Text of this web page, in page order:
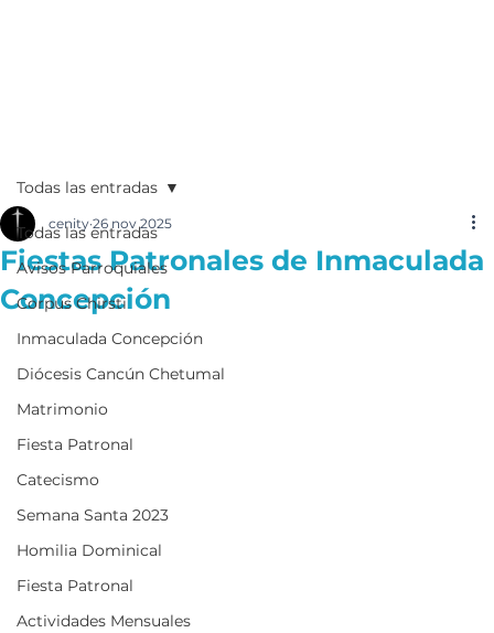
Todas las entradas
Avisos Parroquiales
Corpus Chirsti
Inmaculada Concepción
Diócesis Cancún Chetumal
Matrimonio
Fiesta Patronal
Catecismo
Semana Santa 2023
Homilia Dominical
Fiesta Patronal
Actividades Mensuales
Todas las entradas
Fiestas Patronales de Inmaculada
Concepción
cenity 26 nov 2025